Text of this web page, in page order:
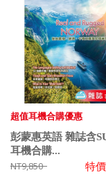
超值耳機合購優惠
彭蒙惠英語 雜誌含
耳機合購...
NT9,850 特價